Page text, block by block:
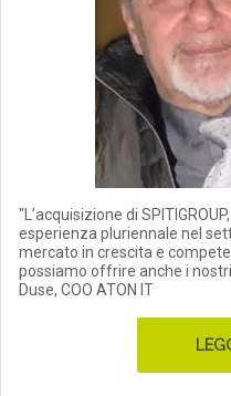
"L’acquisizione di
esperienza pluriennale nel
mercato in crescita e
possiamo offrire anche i
Duse, COO ATON IT